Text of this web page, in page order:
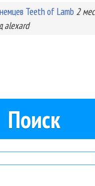
Teeth of Lamb 2
alexard
Поиск